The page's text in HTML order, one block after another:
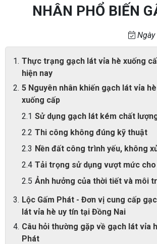
NHÂN PHỔ BIẾN
Thực trạng gạch lát vỉa hè xuống
hiện nay
5 Nguyên nhân khiến gạch lát vỉa
xuống cấp
Sử dụng gạch lát kém chất
Thi công không đúng kỹ thuật
Nền đất công trình yếu, không
Tải trọng sử dụng vượt mức
Ảnh hưởng của thời tiết và môi
Lộc Gấm Phát - Đơn vị cung cấp
lát vỉa hè uy tín tại Đồng Nai
Câu hỏi thường gặp về gạch lát vỉa
Phát